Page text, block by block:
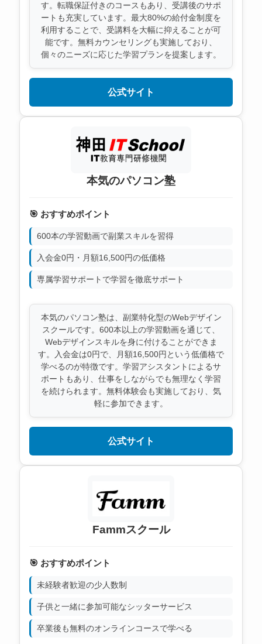
す。転職保証付きのコースもあり、受講後のサポ
ートも充実しています。最大80%の給付金制度を
利用することで、受講料を大幅に抑えることが可
能です。無料カウンセリングも実施しており、
個々のニーズに応じた学習プランを提案します。
公式サイト
本気のパソコン塾
🎯 おすすめポイント
600本の学習動画で副業スキルを習得
入会金0円・月額16,500円の低価格
専属学習サポートで学習を徹底サポート
本気のパソコン塾は、副業特化型のWebデザイン
スクールです。600本以上の学習動画を通じて、
Webデザインスキルを身に付けることができま
す。入会金は0円で、月額16,500円という低価格で
学べるのが特徴です。学習アシスタントによるサ
ポートもあり、仕事をしながらでも無理なく学習
を続けられます。無料体験会も実施しており、気
軽に参加できます。
公式サイト
Fammスクール
🎯 おすすめポイント
未経験者歓迎の少人数制
子供と一緒に参加可能なシッターサービス
卒業後も無料のオンラインコースで学べる